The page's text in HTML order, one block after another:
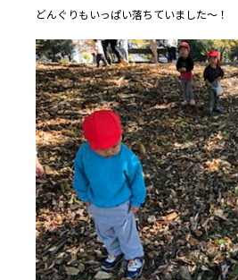
どんぐりもいっぱい落ちていました～！